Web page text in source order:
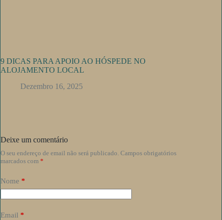
9 DICAS PARA APOIO AO HÓSPEDE NO
ALOJAMENTO LOCAL
Dezembro 16, 2025
Deixe um comentário
O seu endereço de email não será publicado. Campos obrigatórios
marcados com *
Nome *
Email *